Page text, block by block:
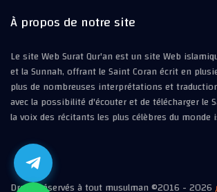
À propos de notre site
Le site Web Surat Qur'an est un site Web
et la Sunnah, offrant le Saint Coran écrit en
plus de nombreuses interprétations et
avec la possibilité d'écouter et de télécharger le
la voix des récitants les plus célèbres du monde
Droits réservés à tout musulman ©2016 -2026